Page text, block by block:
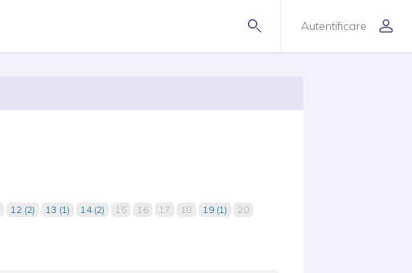
Autentificare
12 (2) 13 (1) 14 (2) 15 16 17 18 19 (1)
20